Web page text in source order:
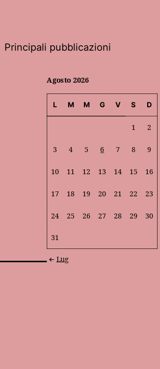
Principali pubblicazioni
Agosto 2026
L M M G V S D
1 2
3 4 5 6 7 8 9
10 11 12 13 14 15 16
17 18 19 20 21 22 23
24 25 26 27 28 29 30
31
Lug